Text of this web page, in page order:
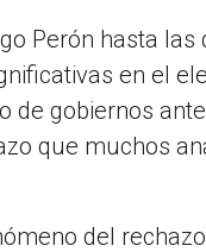
Perón hasta las
en el
de gobiernos
que muchos
del